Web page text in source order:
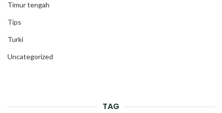
Timur tengah
Tips
Turki
Uncategorized
TAG